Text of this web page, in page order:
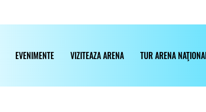
EVENIMENTE VIZITEAZA ARENA TUR ARENA